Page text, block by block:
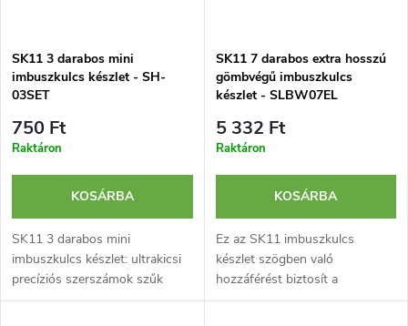
SK11 3 darabos mini
imbuszkulcs készlet - SH-
03SET
750 Ft
Raktáron
KOSÁRBA
SK11 3 darabos mini
imbuszkulcs készlet: ultrakicsi
precíziós szerszámok szűk
helyekre. Ideális bonyolult
SK11 7 darabos extra hosszú
gömbvégű imbuszkulcs
készlet - SLBW07EL
5 332 Ft
Raktáron
KOSÁRBA
Ez az SK11 imbuszkulcs
készlet szögben való
hozzáférést biztosít a
csavarokhoz, és tartósságot